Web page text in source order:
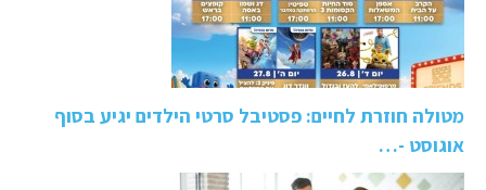
מטולה חוזרת לחיים: פסטיבל סרטי הילדים יגיע בסוף
אוגוסט -…